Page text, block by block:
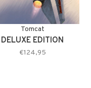
Tomcat
DELUXE EDITION
€124,95